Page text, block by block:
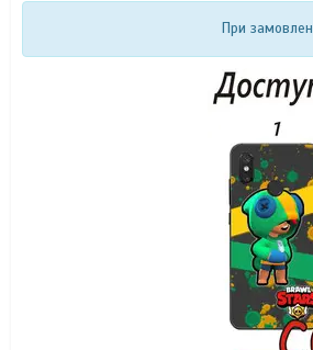
При